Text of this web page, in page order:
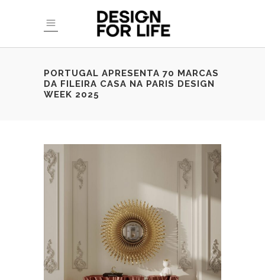
PORTUGAL APRESENTA 70 MARCAS
DA FILEIRA CASA NA PARIS DESIGN
WEEK 2025